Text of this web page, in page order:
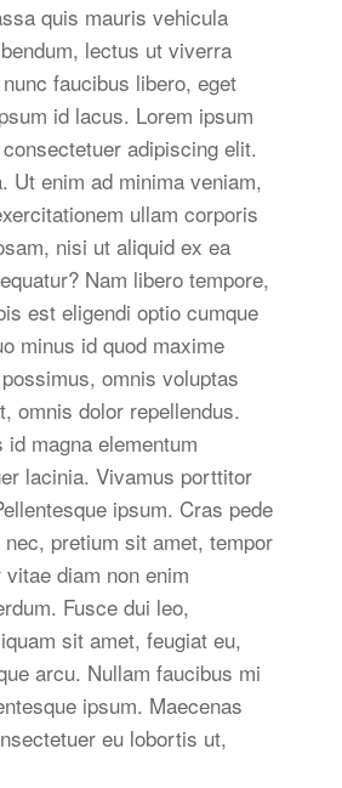
quis mauris vehicula
lectus ut viverra
faucibus libero, eget
id lacus. Lorem ipsum
adipiscing elit.
Ut enim ad minima veniam,
ullam corporis
nisi ut aliquid ex ea
Nam libero tempore,
est eligendi optio cumque
minus id quod maxime
omnis voluptas
omnis dolor repellendus.
magna elementum
lacinia. Vivamus porttitor
ipsum. Cras pede
pretium sit amet, tempor
diam non enim
Fusce dui leo,
sit amet, feugiat eu,
arcu. Nullam faucibus mi
ipsum. Maecenas
eu lobortis ut,